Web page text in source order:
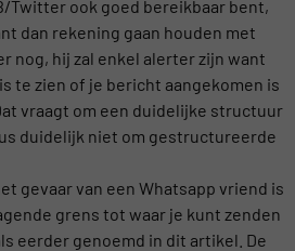
Twitter ook goed bereikbaar bent,
dan rekening gaan houden met
nog, hij zal enkel alerter zijn want
te zien of je bericht aangekomen is
vraagt om een duidelijke structuur
duidelijk niet om gestructureerde
gevaar van een Whatsapp vriend is
grens tot waar je kunt zenden
eerder genoemd in dit artikel. De